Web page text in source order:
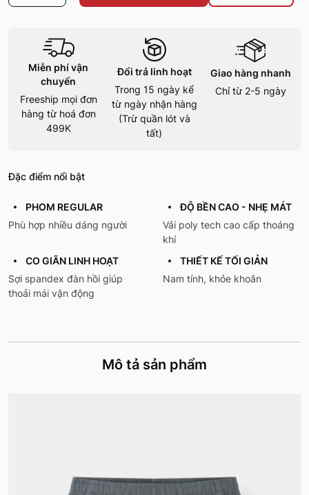
Miễn phí vận
chuyển
Freeship mọi đơn
hàng từ hoá đơn
499K
Đổi trả linh hoạt
Trong 15 ngày kể
từ ngày nhận hàng
(Trừ quần lót và
tất)
Giao hàng nhanh
Chỉ từ 2-5 ngày
Đặc điểm nổi bật
PHOM REGULAR
Phù hợp nhiều dáng người
ĐỘ BỀN CAO - NHẸ MÁT
Vải poly tech cao cấp thoáng
khí
CO GIÃN LINH HOẠT
Sợi spandex đàn hồi giúp
thoải mái vận động
THIẾT KẾ TỐI GIẢN
Nam tính, khỏe khoắn
Mô tả sản phẩm